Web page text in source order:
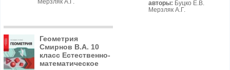
Мерзляк А.Г.
авторы: Буцко Е.В.
Мерзляк А.Г.
Геометрия
Смирнов В.А. 10
класс Естественно-
математическое